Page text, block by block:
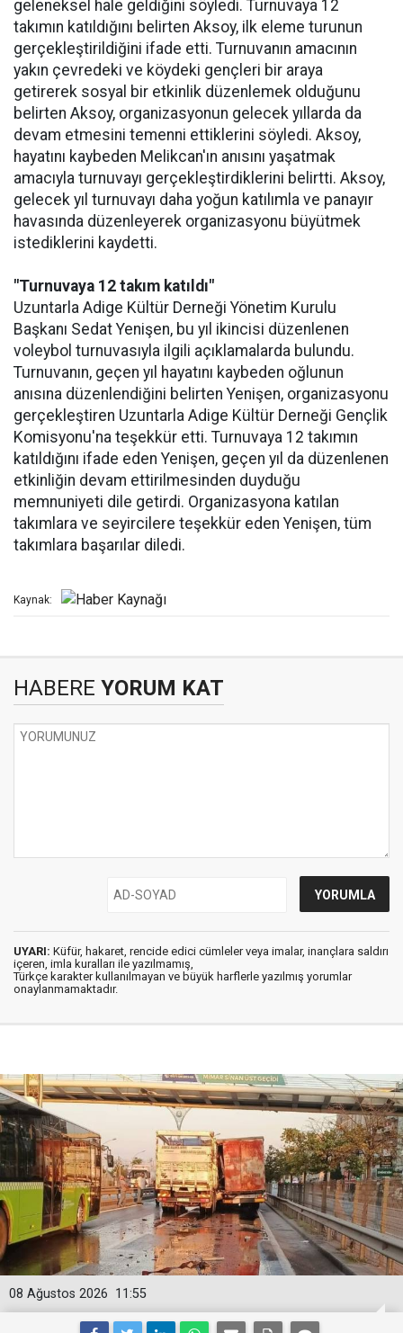
geleneksel hale geldiğini söyledi. Turnuvaya 12
takımın katıldığını belirten Aksoy, ilk eleme turunun
gerçekleştirildiğini ifade etti. Turnuvanın amacının
yakın çevredeki ve köydeki gençleri bir araya
getirerek sosyal bir etkinlik düzenlemek olduğunu
belirten Aksoy, organizasyonun gelecek yıllarda da
devam etmesini temenni ettiklerini söyledi. Aksoy,
hayatını kaybeden Melikcan'ın anısını yaşatmak
amacıyla turnuvayı gerçekleştirdiklerini belirtti. Aksoy,
gelecek yıl turnuvayı daha yoğun katılımla ve panayır
havasında düzenleyerek organizasyonu büyütmek
istediklerini kaydetti.
"Turnuvaya 12 takım katıldı"
Uzuntarla Adige Kültür Derneği Yönetim Kurulu
Başkanı Sedat Yenişen, bu yıl ikincisi düzenlenen
voleybol turnuvasıyla ilgili açıklamalarda bulundu.
Turnuvanın, geçen yıl hayatını kaybeden oğlunun
anısına düzenlendiğini belirten Yenişen, organizasyonu
gerçekleştiren Uzuntarla Adige Kültür Derneği Gençlik
Komisyonu'na teşekkür etti. Turnuvaya 12 takımın
katıldığını ifade eden Yenişen, geçen yıl da düzenlenen
etkinliğin devam ettirilmesinden duyduğu
memnuniyeti dile getirdi. Organizasyona katılan
takımlara ve seyircilere teşekkür eden Yenişen, tüm
takımlara başarılar diledi.
Kaynak:
HABERE YORUM KAT
UYARI: Küfür, hakaret, rencide edici cümleler veya imalar, inançlara saldırı
içeren, imla kuralları ile yazılmamış,
Türkçe karakter kullanılmayan ve büyük harflerle yazılmış yorumlar
onaylanmamaktadır.
11:55
08 Ağustos 2026